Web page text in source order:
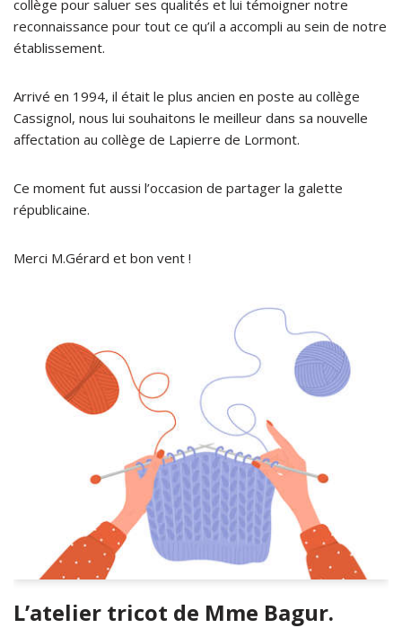
collège pour saluer ses qualités et lui témoigner notre
reconnaissance pour tout ce qu’il a accompli au sein de notre
établissement.
Arrivé en 1994, il était le plus ancien en poste au collège
Cassignol, nous lui souhaitons le meilleur dans sa nouvelle
affectation au collège de Lapierre de Lormont.
Ce moment fut aussi l’occasion de partager la galette
républicaine.
Merci M.Gérard et bon vent !
L’atelier tricot de Mme Bagur.